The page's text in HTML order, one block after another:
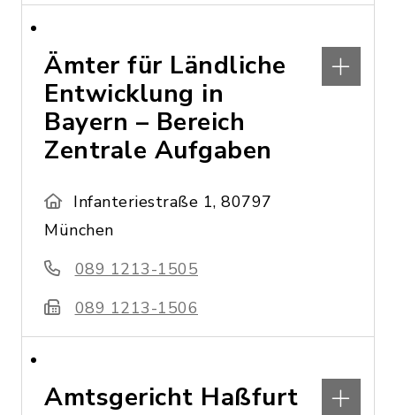
Ämter für Ländliche
Entwicklung in
Bayern – Bereich
Zentrale Aufgaben
Infanteriestraße 1, 80797
München
089 1213-1505
089 1213-1506
Amtsgericht Haßfurt